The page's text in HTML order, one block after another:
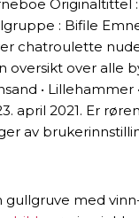
Originaltittel
: Bifile
chatroulette
over alle
• Lillehammer
april 2021. Er
av
med